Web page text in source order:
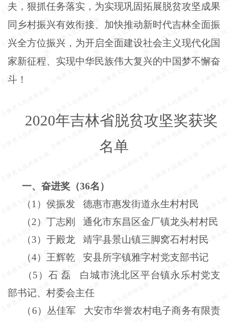
夫，狠抓任务落实，为实现巩固拓展脱贫攻坚成果
同乡村振兴有效衔接、加快推动新时代吉林全面振
兴全方位振兴，为开启全面建设社会主义现代化国
家新征程、实现中华民族伟大复兴的中国梦不懈奋
斗！
2020年吉林省脱贫攻坚奖获奖
名单
一、奋进奖（36名）
（1 ）侯振发
德惠市惠发街道永生村村民
（2）丁志刚
通化市东昌区金厂镇龙头村村民
（3）于殿龙
靖宇县景山镇三脚窝石村村民
（4）王辉乾
安县所字镇雅字村党支部书记
（5 ）石 磊
白城市洮北区平台镇永乐村党支
部书记、村委会主任
（6）丛佳军
大安市华誉农村电子商务有限责